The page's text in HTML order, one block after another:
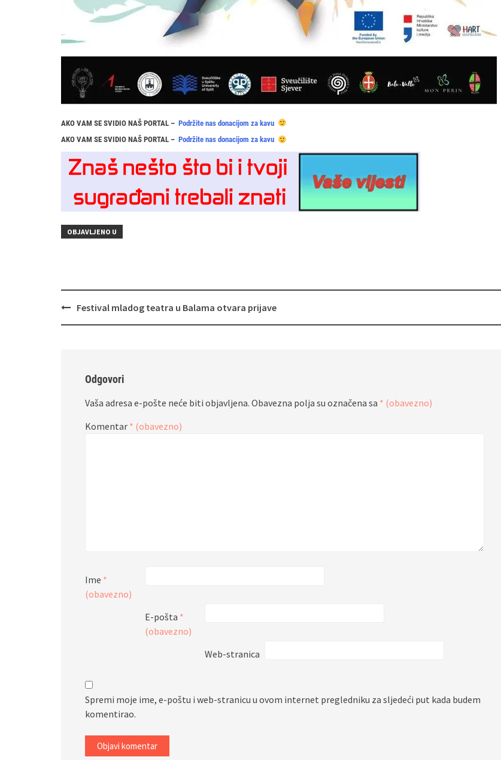
AKO VAM SE SVIDIO NAŠ PORTAL – Podržite nas donacijom za kavu
AKO VAM SE SVIDIO NAŠ PORTAL – Podržite nas donacijom za kavu
OBJAVLJENO U
Navigacija
Festival mladog teatra u Balama otvara prijave
Odgovori
Vaša adresa e-pošte neće biti objavljena. Obavezna polja su označena sa * (obavezno)
Komentar * (obavezno)
Ime *
(obavezno)
E-pošta *
(obavezno)
Web-stranica
Spremi moje ime, e-poštu i web-stranicu u ovom internet pregledniku za sljedeći put kada budem
komentirao.